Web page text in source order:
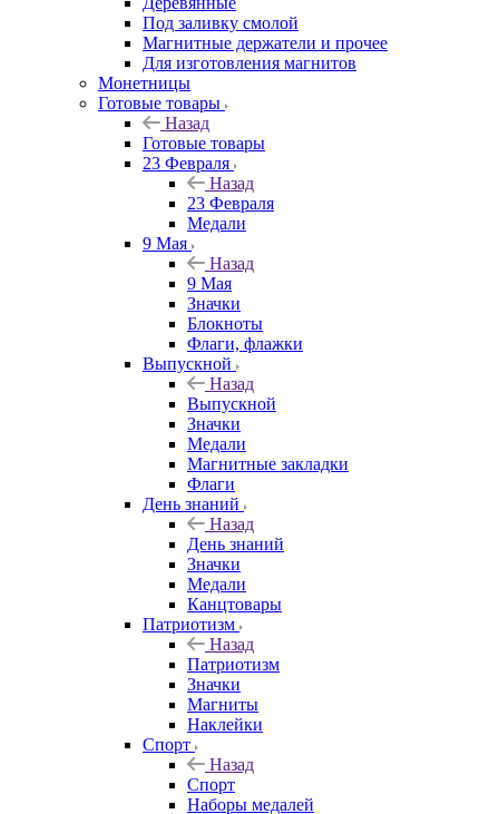
Под заливку смолой
Магнитные держатели и прочее
Для изготовления магнитов
Монетницы
Готовые товары
Назад
Готовые товары
23 Февраля
Назад
23 Февраля
Медали
9 Мая
Назад
9 Мая
Значки
Блокноты
Флаги, флажки
Выпускной
Назад
Выпускной
Значки
Медали
Магнитные закладки
Флаги
День знаний
Назад
День знаний
Значки
Медали
Канцтовары
Патриотизм
Назад
Патриотизм
Значки
Магниты
Наклейки
Спорт
Назад
Спорт
Наборы медалей